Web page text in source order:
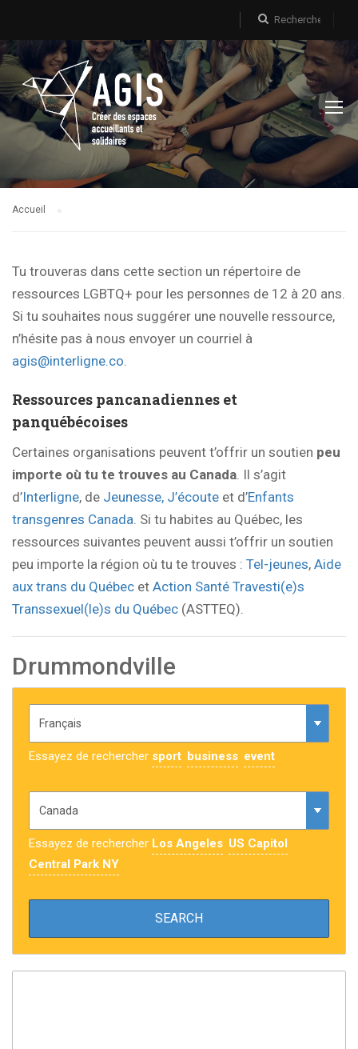
Accueil
Tu trouveras dans cette section un répertoire de
ressources LGBTQ+ pour les personnes de 12 à 20 ans.
Si tu souhaites nous suggérer une nouvelle ressource,
n’hésite pas à nous envoyer un courriel à
agis@interligne.co.
Ressources pancanadiennes et
panquébécoises
Certaines organisations peuvent t’offrir un soutien peu
importe où tu te trouves au Canada. Il s’agit
d’Interligne, de Jeunesse, J’écoute et d’Enfants
transgenres Canada. Si tu habites au Québec, les
ressources suivantes peuvent aussi t’offrir un soutien
peu importe la région où tu te trouves : Tel-jeunes, Aide
aux trans du Québec et Action Santé Travesti(e)s
Transsexuel(le)s du Québec (ASTTEQ).
Drummondville
Essayez de rechercher sport business event
Essayez de rechercher Los Angeles US Capitol
Central Park NY